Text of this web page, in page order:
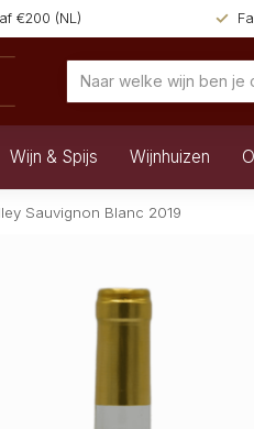
€200 (NL)
Wijn & Spijs Wijnhuizen
Sauvignon Blanc 2019